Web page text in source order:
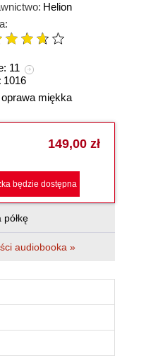
Helion
11
1016
oprawa miękka
149,00 zł
będzie dostępna
audiobooka »